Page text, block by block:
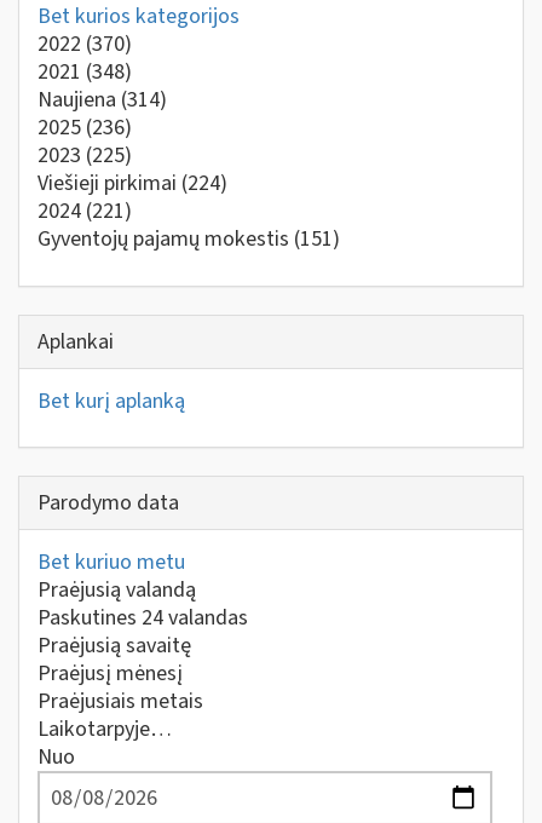
Bet kurios kategorijos
2022 (370)
2021 (348)
Naujiena (314)
2025 (236)
2023 (225)
Viešieji pirkimai (224)
2024 (221)
Gyventojų pajamų mokestis (151)
Aplankai
Bet kurį aplanką
Parodymo data
Bet kuriuo metu
Praėjusią valandą
Paskutines 24 valandas
Praėjusią savaitę
Praėjusį mėnesį
Praėjusiais metais
Laikotarpyje…
Nuo